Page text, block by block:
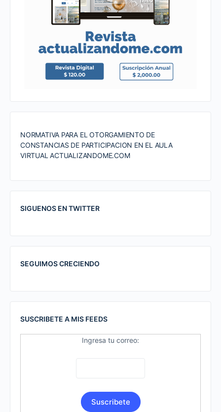
NORMATIVA PARA EL OTORGAMIENTO DE
CONSTANCIAS DE PARTICIPACION EN EL AULA
VIRTUAL ACTUALIZANDOME.COM
SIGUENOS EN TWITTER
SEGUIMOS CRECIENDO
SUSCRIBETE A MIS FEEDS
Ingresa tu correo: